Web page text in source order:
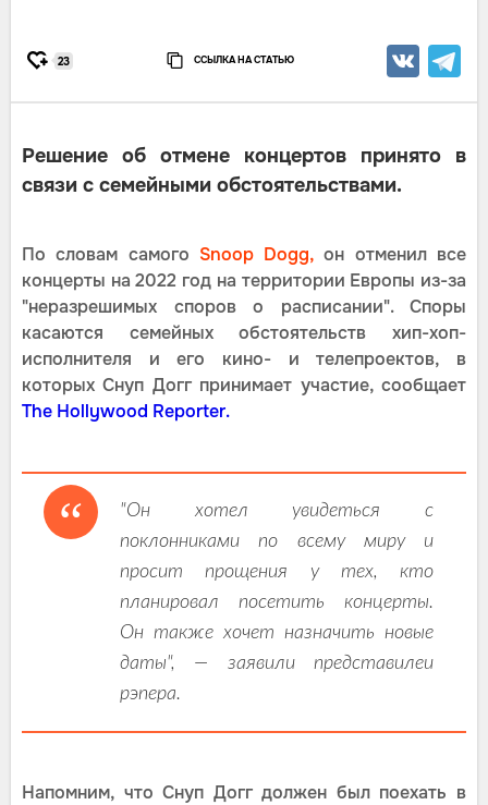
23 ССЫЛКА НА СТАТЬЮ
Решение об отмене концертов принято в
связи с семейными обстоятельствами.
По словам самого Snoop Dogg, он отменил все
концерты на 2022 год на территории Европы из-за
"неразрешимых споров о расписании". Споры
касаются семейных обстоятельств хип-хоп-
исполнителя и его кино- и телепроектов, в
которых Снуп Догг принимает участие, сообщает
The Hollywood Reporter.
"Он хотел увидеться с
поклонниками по всему миру и
просит прощения у тех, кто
планировал посетить концерты.
Он также хочет назначить новые
даты", — заявили представилеи
рэпера.
Напомним, что Снуп Догг должен был поехать в